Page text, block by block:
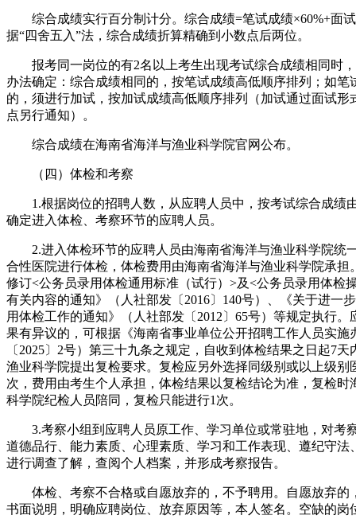
综合成绩实行百分制计分。综合成绩=笔试成绩×60%+面试
据“四舍五入”法，综合成绩折算精确到小数点后两位。
报考同一岗位的有2名以上考生出现考试综合成绩相同时
办法确定：综合成绩相同的，按笔试成绩高低顺序排列；如笔
的，须进行加试，按加试成绩高低顺序排列（加试通过面试形
点另行通知）。
综合成绩在海南省海洋与渔业科学院官网公布。
（四）体检和考察
1.根据岗位的招聘人数，从应聘人员中，按考试综合成绩
确定进入体检、考察环节的应聘人员。
2.进入体检环节的应聘人员由海南省海洋与渔业科学院统
合性医院进行体检，体检费用由海南省海洋与渔业科学院承担
修订<公务员录用体检通用标准（试行）>及<公务员录用体检
有关内容的通知》（人社部发〔2016〕140号）、《关于进一
用体检工作的通知》（人社部发〔2012〕65号）等规定执行。
果有异议的，可根据《海南省事业单位公开招聘工作人员实施
〔2025〕2号）第三十九条之规定，自收到体检结果之日起7
渔业科学院提出复检要求。复检应另外选择同级别或以上级别
次，费用由考生个人承担，体检结果以复检结论为准，复检时
科学院纪检人员陪同，复检只能进行1次。
3.考察小组到应聘人员原工作、学习单位或常驻地，对考
道德品行、能力素质、心理素质、学习和工作表现、遵纪守法
进行调查了解，查阅个人档案，并形成考察报告。
体检、考察不合格或自愿放弃的，不予聘用。自愿放弃的
书面说明，明确应聘岗位、放弃原因等，本人签名。空缺的岗